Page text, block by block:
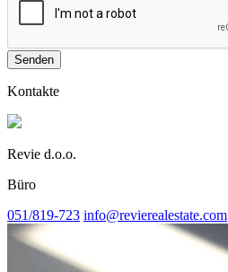
Senden
Kontakte
Revie d.o.o.
Büro
051/819-723 info@revierealestate.com